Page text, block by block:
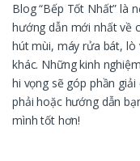
Blog “Bếp Tốt Nhất” là
hướng dẫn mới nhất về
hút mùi, máy rửa bát, lò
khác. Những kinh
hi vọng sẽ góp phần
phải hoặc hướng dẫn
mình tốt hơn!